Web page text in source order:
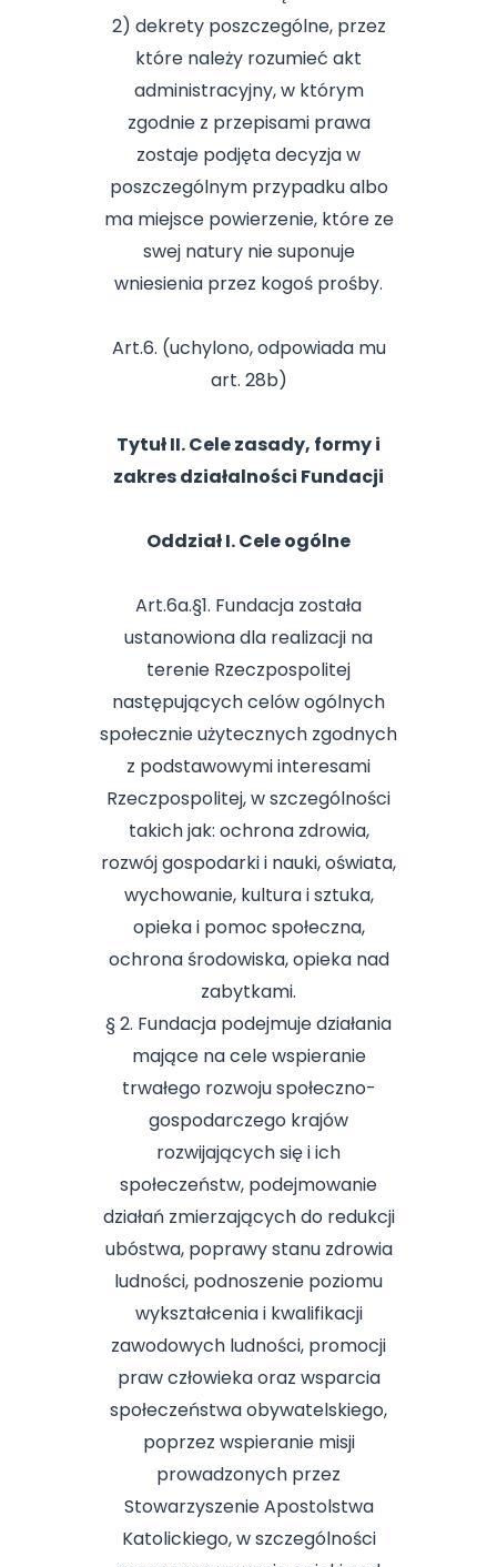
2) dekrety poszczególne, przez
które należy rozumieć akt
administracyjny, w którym
zgodnie z przepisami prawa
zostaje podjęta decyzja w
poszczególnym przypadku albo
ma miejsce powierzenie, które ze
swej natury nie suponuje
wniesienia przez kogoś prośby.
Art.6. (uchylono, odpowiada mu
art. 28b)
Tytuł II. Cele zasady, formy i
zakres działalności Fundacji
Oddział I. Cele ogólne
Art.6a.§1. Fundacja została
ustanowiona dla realizacji na
terenie Rzeczpospolitej
następujących celów ogólnych
społecznie użytecznych zgodnych
z podstawowymi interesami
Rzeczpospolitej, w szczególności
takich jak: ochrona zdrowia,
rozwój gospodarki i nauki, oświata,
wychowanie, kultura i sztuka,
opieka i pomoc społeczna,
ochrona środowiska, opieka nad
zabytkami.
§ 2. Fundacja podejmuje działania
mające na cele wspieranie
trwałego rozwoju społeczno-
gospodarczego krajów
rozwijających się i ich
społeczeństw, podejmowanie
działań zmierzających do redukcji
ubóstwa, poprawy stanu zdrowia
ludności, podnoszenie poziomu
wykształcenia i kwalifikacji
zawodowych ludności, promocji
praw człowieka oraz wsparcia
społeczeństwa obywatelskiego,
poprzez wspieranie misji
prowadzonych przez
Stowarzyszenie Apostolstwa
Katolickiego, w szczególności